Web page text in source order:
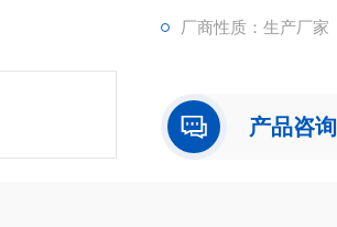
厂商性质：生产厂家
产品咨询